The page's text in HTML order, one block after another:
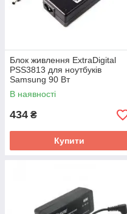
Блок живлення ExtraDigital
PSS3813 для ноутбуків
Samsung 90 Вт
В наявності
434 ₴
Купити